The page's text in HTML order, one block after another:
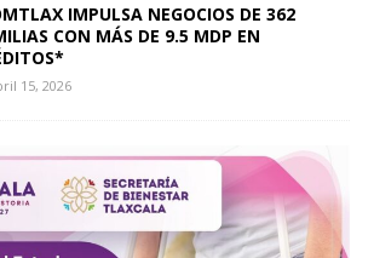
IMPULSA NEGOCIOS DE 362
CON MÁS DE 9.5 MDP EN
15, 2026